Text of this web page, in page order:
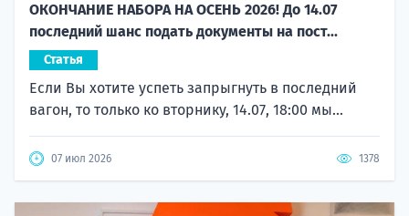
ОКОНЧАНИЕ НАБОРА НА ОСЕНЬ 2026! До 14.07
последний шанс подать документы на пост...
Статья
Если Вы хотите успеть запрыгнуть в последний
вагон, то только ко вторнику, 14.07, 18:00 мы...
07 июл 2026 1378